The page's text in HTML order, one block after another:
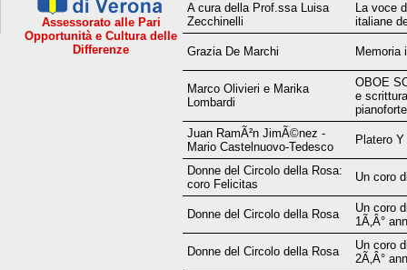
Assessorato alle Pari
Opportunità e Cultura delle
Differenze
A cura della Prof.ssa Luisa
Zecchinelli
La voce
italiane
Grazia De Marchi Memoria
Marco Olivieri e Marika
Lombardi
OBOE
e
pianoforte
Juan RamÃ²n JimÃ©nez -
Mario Castelnuovo-Tedesco
Platero Y
Donne del Circolo della Rosa:
coro Felicitas
Un coro
Donne del Circolo della Rosa
Un coro
1Ã‚Â°
Donne del Circolo della Rosa
Un coro
2Ã‚Â°